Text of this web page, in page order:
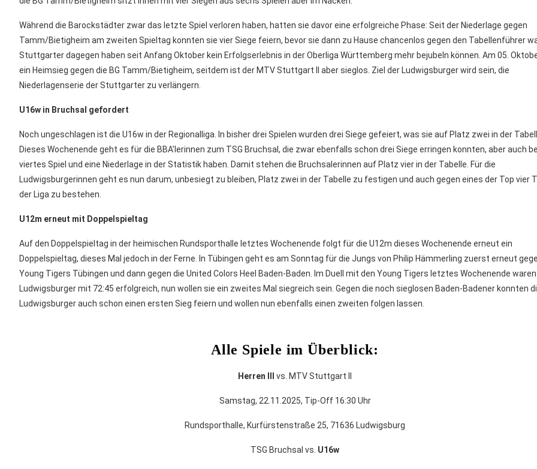
Während die Barockstädter zwar das letzte Spiel verloren haben, hatten sie davor eine erfolgreiche Phase: Seit der Niederlage gegen
Tamm/Bietigheim am zweiten Spieltag konnten sie vier Siege feiern, bevor sie dann zu Hause chancenlos gegen den Tabellenführer
Stuttgarter dagegen haben seit Anfang Oktober kein Erfolgserlebnis in der Oberliga Württemberg mehr bejubeln können. Am 05.
ein Heimsieg gegen die BG Tamm/Bietigheim, seitdem ist der MTV Stuttgart II aber sieglos. Ziel der Ludwigsburger wird sein, die
Niederlagenserie der Stuttgarter zu verlängern.
U16w in Bruchsal gefordert
Noch ungeschlagen ist die U16w in der Regionalliga. In bisher drei Spielen wurden drei Siege gefeiert, was sie auf Platz zwei in der
Dieses Wochenende geht es für die BBA’lerinnen zum TSG Bruchsal, die zwar ebenfalls schon drei Siege erringen konnten, aber auch
viertes Spiel und eine Niederlage in der Statistik haben. Damit stehen die Bruchsalerinnen auf Platz vier in der Tabelle. Für die
Ludwigsburgerinnen geht es nun darum, unbesiegt zu bleiben, Platz zwei in der Tabelle zu festigen und auch gegen eines der Top vier
der Liga zu bestehen.
U12m erneut mit Doppelspieltag
Auf den Doppelspieltag in der heimischen Rundsporthalle letztes Wochenende folgt für die U12m dieses Wochenende erneut ein
Doppelspieltag, dieses Mal jedoch in der Ferne. In Tübingen geht es am Sonntag für die Jungs von Philip Hämmerling zuerst erneut
Young Tigers Tübingen und dann gegen die United Colors Heel Baden-Baden. Im Duell mit den Young Tigers letztes Wochenende waren
Ludwigsburger mit 72:45 erfolgreich, nun wollen sie ein zweites Mal siegreich sein. Gegen die noch sieglosen Baden-Badener konnten
Ludwigsburger auch schon einen ersten Sieg feiern und wollen nun ebenfalls einen zweiten folgen lassen.
Alle Spiele im Überblick:
Herren III vs. MTV Stuttgart II
Samstag, 22.11.2025, Tip-Off 16:30 Uhr
Rundsporthalle, Kurfürstenstraße 25, 71636 Ludwigsburg
TSG Bruchsal vs. U16w